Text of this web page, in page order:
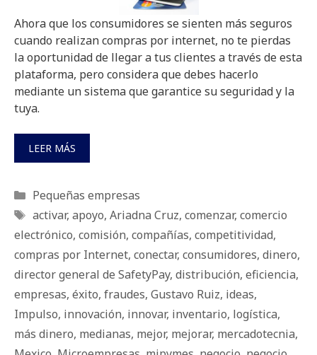
Ahora que los consumidores se sienten más seguros
cuando realizan compras por internet, no te pierdas
la oportunidad de llegar a tus clientes a través de esta
plataforma, pero considera que debes hacerlo
mediante un sistema que garantice su seguridad y la
tuya.
LEER MÁS
Categorías
Pequeñas empresas
Etiquetas
activar, apoyo, Ariadna Cruz, comenzar, comercio
electrónico, comisión, compañías, competitividad,
compras por Internet, conectar, consumidores, dinero,
director general de SafetyPay, distribución, eficiencia,
empresas, éxito, fraudes, Gustavo Ruiz, ideas,
Impulso, innovación, innovar, inventario, logística,
más dinero, medianas, mejor, mejorar, mercadotecnia,